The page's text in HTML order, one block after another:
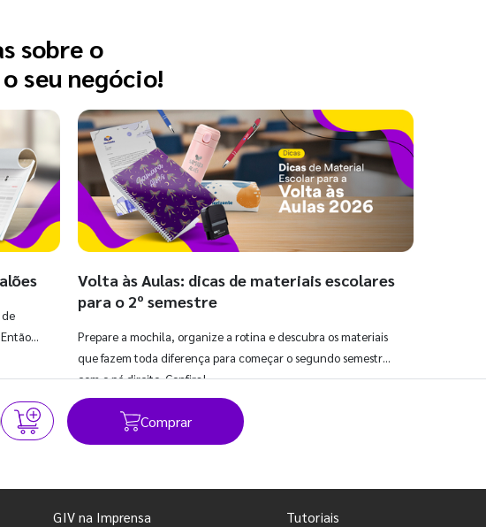
sobre o
seu negócio!
Volta às Aulas: dicas de materiais escolares
para o 2º semestre
Prepare a mochila, organize a rotina e descubra os materiais
que fazem toda diferença para começar o segundo semestre
com o pé direito. Confira!
Comprar
GIV na Imprensa Tutoriais